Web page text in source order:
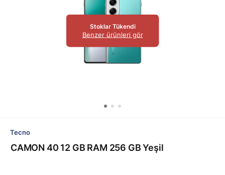
Stoklar Tükendi
Benzer ürünleri gör
Tecno
CAMON 40 12 GB RAM 256 GB Yeşil